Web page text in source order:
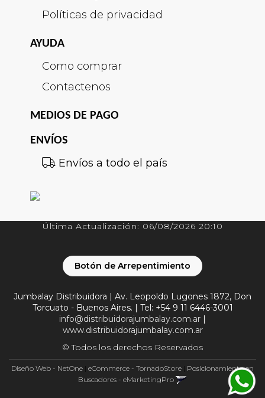
Políticas de privacidad
AYUDA
Como comprar
Contactenos
MEDIOS DE PAGO
ENVÍOS
Envíos a todo el país
Última Actualización: 06/08/2026 20:10
Botón de Arrepentimiento
Jumbalay Distribuidora | Av. Leopoldo Lugones 1872, Don
Torcuato - Buenos Aires. | Tel: +54 9 11 6446-3001
info@distribuidorajumbalay.com.ar |
www.distribuidorajumbalay.com.ar
© Todos los derechos Reservados
Diseño Web - NetOne eCommerce - TornadoStore
Posicionamiento en
Buscadores - eMarketingPro